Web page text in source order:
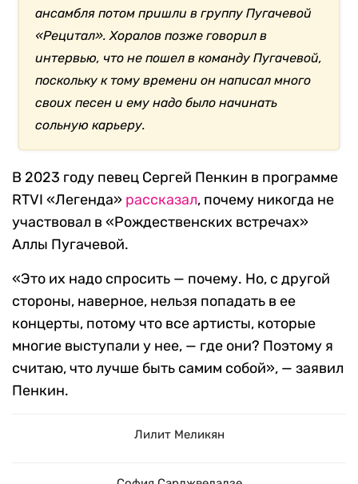
ансамбля потом пришли в группу Пугачевой
«Рецитал». Хоралов позже говорил в
интервью, что не пошел в команду Пугачевой,
поскольку к тому времени он написал много
своих песен и ему надо было начинать
сольную карьеру.
В 2023 году певец Сергей Пенкин в программе
RTVI «Легенда» рассказал, почему никогда не
участвовал в «Рождественских встречах»
Аллы Пугачевой.
«Это их надо спросить — почему. Но, с другой
стороны, наверное, нельзя попадать в ее
концерты, потому что все артисты, которые
многие выступали у нее, — где они? Поэтому я
считаю, что лучше быть самим собой», — заявил
Пенкин.
Лилит Меликян